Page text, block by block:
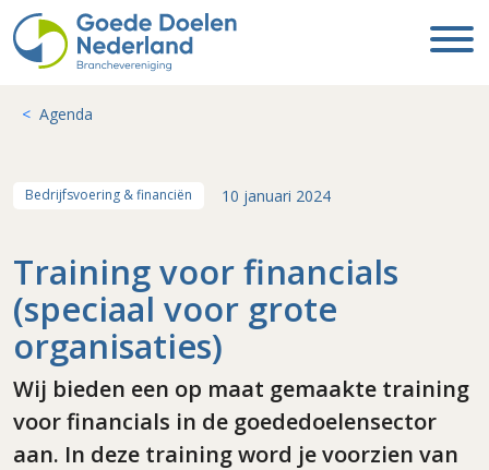
Agenda
Bedrijfsvoering & financiën 10 januari 2024
Training voor financials
(speciaal voor grote
organisaties)
Wij bieden een op maat gemaakte training
voor financials in de goededoelensector
aan. In deze training word je voorzien van